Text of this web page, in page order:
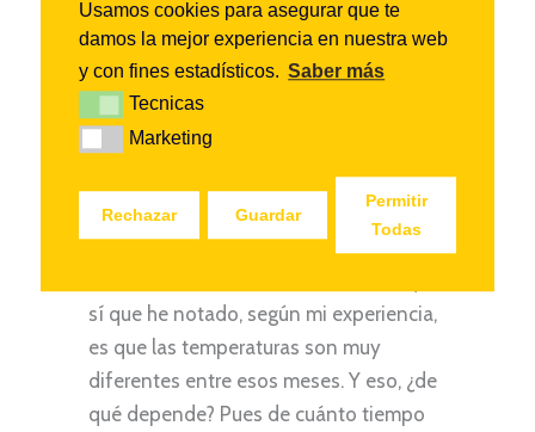
¿Qué es la época seca en Tanzania?
La temporada seca en Tanzania va más
o menos demediados de junio hasta
mediados de marzo
esas lluvias cortas de las que ya os he
hablado antes.
Durante la época seca no llueve en
sí que he notado, según mi experiencia,
es que las temperaturas son muy
diferentes entre esos meses. Y eso, ¿de
qué depende? Pues de cuánto tiempo
Usamos cookies para asegurar que te
damos la mejor experiencia en nuestra web
y con fines estadísticos. Saber más
TecnicasTecnicas
MarketingMarketing
Rechazar Guardar
Permitir
Todas